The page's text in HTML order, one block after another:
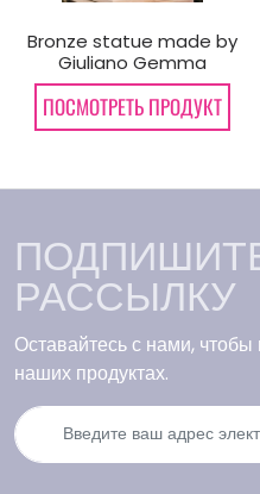
Bronze statue made by
Giuliano Gemma
ПОСМОТРЕТЬ ПРОДУКТ
РАССЫЛКУ
Оставайтесь с нами,
наших продуктах.